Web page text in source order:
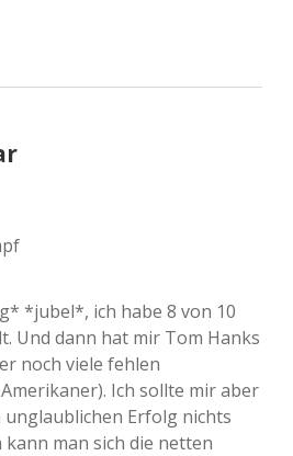
*jubel*, ich habe 8 von 10
Und dann hat mir Tom Hanks
noch viele fehlen
Ich sollte mir aber
Erfolg nichts
man sich die netten